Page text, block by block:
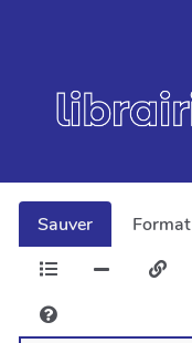
Sauver
Format